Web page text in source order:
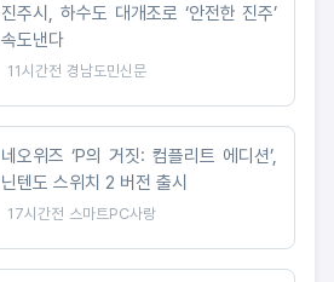
진주시, 하수도 대개조로 ‘안전한 진주’
속도낸다
11시간전 경남도민신문
네오위즈 ‘P의 거짓: 컴플리트 에디션’,
닌텐도 스위치 2 버전 출시
17시간전 스마트PC사랑